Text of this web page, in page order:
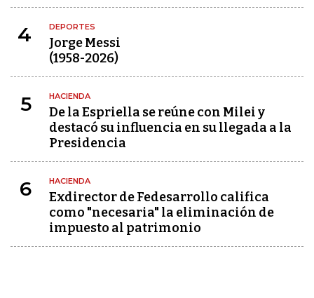
4 DEPORTES
Jorge Messi
(1958-2026)
5 HACIENDA
De la Espriella se reúne con Milei y
destacó su influencia en su llegada a la
Presidencia
6 HACIENDA
Exdirector de Fedesarrollo califica
como "necesaria" la eliminación de
impuesto al patrimonio